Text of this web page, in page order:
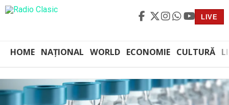
LIVE
HOME NAȚIONAL WORLD ECONOMIE CULTURĂ